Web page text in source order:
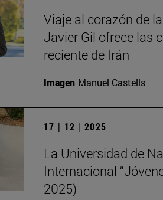
Viaje al corazón de
Javier Gil ofrece las
reciente de Irán
Imagen Manuel Castells
17 | 12 | 2025
La Universidad de
Internacional
2025)